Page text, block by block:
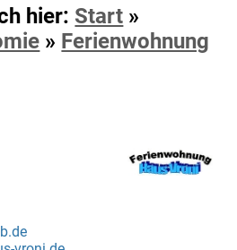
hier: Start »
» Ferienwohnung